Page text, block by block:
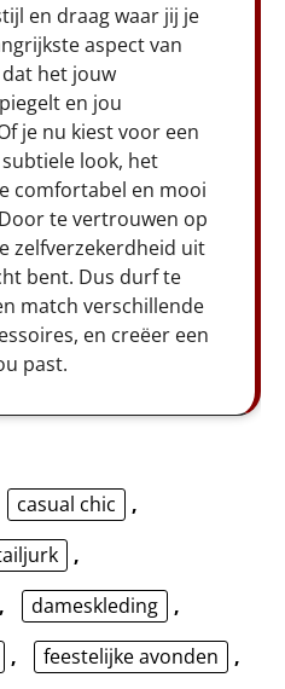
en draag waar jij je
aspect van
het jouw
en jou
je nu kiest voor een
look, het
comfortabel en mooi
te vertrouwen op
zelfverzekerdheid uit
bent. Dus durf te
match verschillende
en creëer een
past.
casual chic
,
,
, dameskleding
,
, feestelijke avonden ,